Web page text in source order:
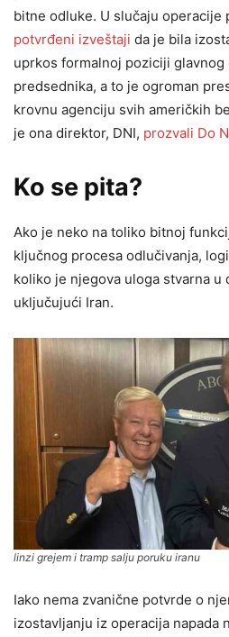
bitne odluke. U slučaju operacije
potvrđeni izveštaji da je bila
uprkos formalnoj poziciji
predsednika, a to je ogroman
krovnu agenciju svih američkih
je ona direktor, DNI, prozvali Do
Ko se pita?
Ako je neko na toliko bitnoj
ključnog procesa odlučivanja,
koliko je njegova uloga stvarna u
uključujući Iran.
linzi grejem i tramp salju poruku iranu
Iako nema zvanične potvrde o
izostavljanju iz operacija napada